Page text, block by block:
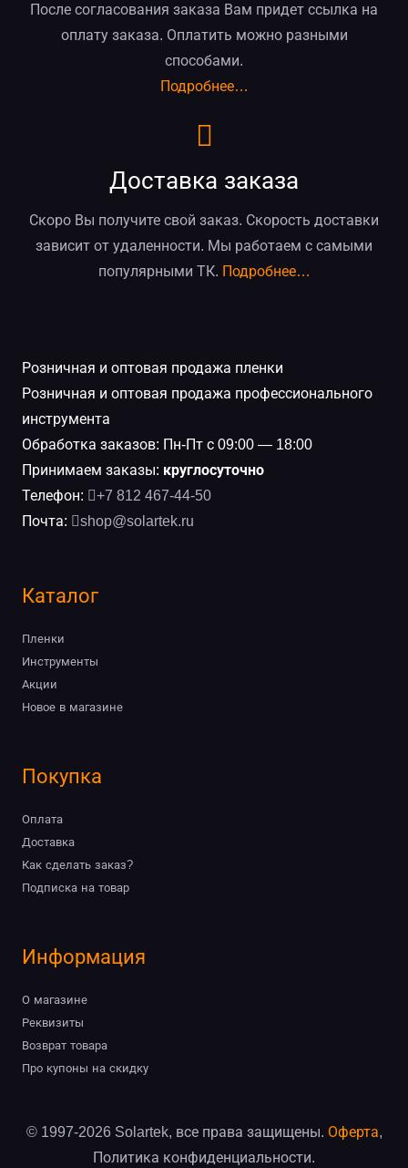
После согласования заказа Вам придет ссылка на
оплату заказа. Оплатить можно разными
способами.
Подробнее…
Доставка заказа
Скоро Вы получите свой заказ. Скорость доставки
зависит от удаленности. Мы работаем с самыми
популярными ТК. Подробнее…
Розничная и оптовая продажа пленки
Розничная и оптовая продажа профессионального
инструмента
Обработка заказов: Пн-Пт с 09:00 — 18:00
Принимаем заказы: круглосуточно
Телефон:
+7 812 467-44-50
Почта:
shop@solartek.ru
Каталог
Пленки
Инструменты
Акции
Новое в магазине
Покупка
Оплата
Доставка
Как сделать заказ?
Подписка на товар
Информация
О магазине
Реквизиты
Возврат товара
Про купоны на скидку
© 1997-2026 Solartek, все права защищены. Оферта,
Политика конфиденциальности.